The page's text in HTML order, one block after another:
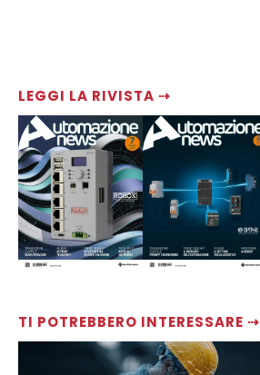
LEGGI LA RIVISTA ⇢
TI POTREBBERO INTERESSARE ⇢